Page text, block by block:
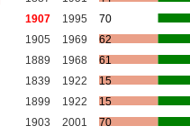
1907 1995
70
1905 1969
62
1889 1968
61
1839 1922
15
1899 1922
15
1903 2001
70